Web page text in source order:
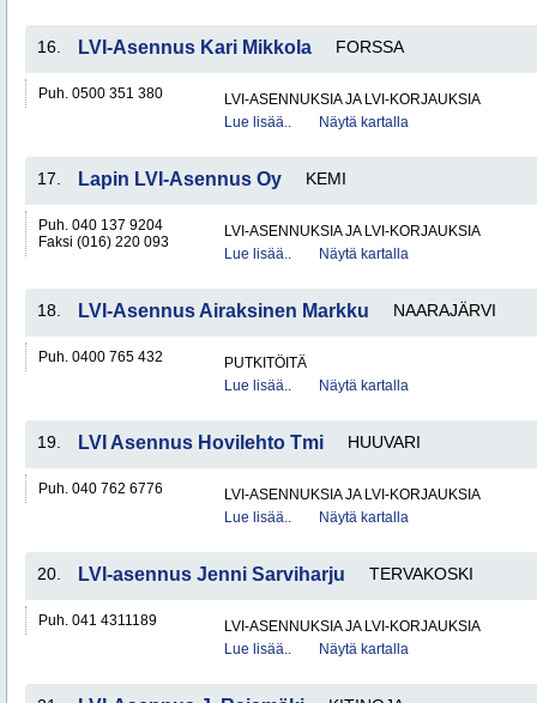
16. LVI-Asennus Kari Mikkola FORSSA
Puh. 0500 351 380
LVI-ASENNUKSIA JA LVI-KORJAUKSIA
Lue lisää..
Näytä kartalla
17. Lapin LVI-Asennus Oy KEMI
Puh. 040 137 9204
Faksi (016) 220 093
LVI-ASENNUKSIA JA LVI-KORJAUKSIA
Lue lisää..
Näytä kartalla
18. LVI-Asennus Airaksinen Markku NAARAJÄRVI
Puh. 0400 765 432
PUTKITÖITÄ
Lue lisää..
Näytä kartalla
19. LVI Asennus Hovilehto Tmi HUUVARI
Puh. 040 762 6776
LVI-ASENNUKSIA JA LVI-KORJAUKSIA
Lue lisää..
Näytä kartalla
20. LVI-asennus Jenni Sarviharju TERVAKOSKI
Puh. 041 4311189
LVI-ASENNUKSIA JA LVI-KORJAUKSIA
Lue lisää..
Näytä kartalla